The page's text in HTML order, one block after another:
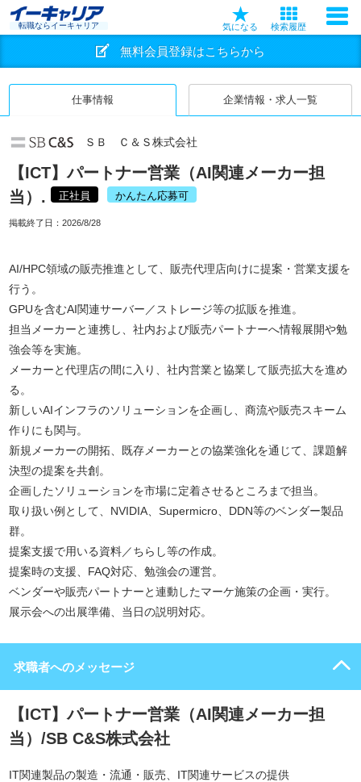
転職ならイーキャリア 気になる 検索履歴
無料会員登録はこちらから
仕事情報 企業情報・求人一覧
ＳＢ Ｃ＆Ｓ株式会社
【ICT】パートナー営業（AI関連メーカー担
当）.
正社員 かんたん応募可
掲載終了日： 2026/8/28
AI/HPC領域の販売推進として、販売代理店向けに提案・営業支援を
行う。
GPUを含むAI関連サーバー／ストレージ等の拡販を推進。
担当メーカーと連携し、社内および販売パートナーへ情報展開や勉
強会等を実施。
メーカーと代理店の間に入り、社内営業と協業して販売拡大を進め
る。
新しいAIインフラのソリューションを企画し、商流や販売スキーム
作りにも関与。
新規メーカーの開拓、既存メーカーとの協業強化を通じて、課題解
決型の提案を共創。
企画したソリューションを市場に定着させるところまで担当。
取り扱い例として、NVIDIA、Supermicro、DDN等のベンダー製品
群。
提案支援で用いる資料／ちらし等の作成。
提案時の支援、FAQ対応、勉強会の運営。
ベンダーや販売パートナーと連動したマーケ施策の企画・実行。
展示会への出展準備、当日の説明対応。
求職者へのメッセージ
【ICT】パートナー営業（AI関連メーカー担
当）/SB C&S株式会社
IT関連製品の製造・流通・販売、IT関連サービスの提供